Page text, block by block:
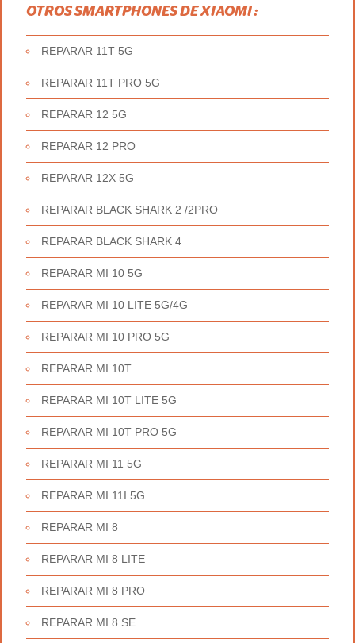
OTROS SMARTPHONES DE XIAOMI :
REPARAR 11T 5G
REPARAR 11T PRO 5G
REPARAR 12 5G
REPARAR 12 PRO
REPARAR 12X 5G
REPARAR BLACK SHARK 2 /2PRO
REPARAR BLACK SHARK 4
REPARAR MI 10 5G
REPARAR MI 10 LITE 5G/4G
REPARAR MI 10 PRO 5G
REPARAR MI 10T
REPARAR MI 10T LITE 5G
REPARAR MI 10T PRO 5G
REPARAR MI 11 5G
REPARAR MI 11I 5G
REPARAR MI 8
REPARAR MI 8 LITE
REPARAR MI 8 PRO
REPARAR MI 8 SE